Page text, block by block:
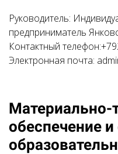
Руководитель:
предприниматель
Контактный
Электронная почта:
Материально-
обеспечение